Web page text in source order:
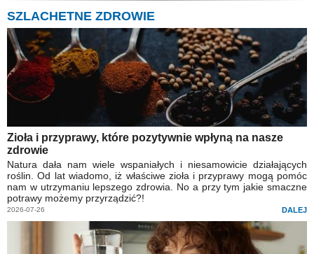
SZLACHETNE ZDROWIE
Zioła i przyprawy, które pozytywnie wpłyną na nasze
zdrowie
Natura dała nam wiele wspaniałych i niesamowicie działających
roślin. Od lat wiadomo, iż właściwe zioła i przyprawy mogą pomóc
nam w utrzymaniu lepszego zdrowia. No a przy tym jakie smaczne
potrawy możemy przyrządzić?!
2026-07-26 DALEJ